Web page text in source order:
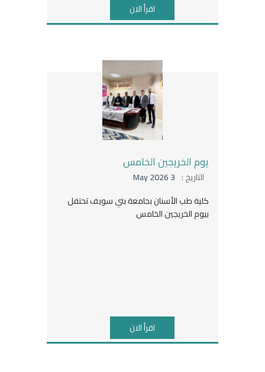
اقرأ الان
يوم الخريجين الخامس
التاريخ : 3 May 2026
كلية طب الأسنان بجامعة بني سويف تحتفل
بيوم الخريجين الخامس
اقرأ الان